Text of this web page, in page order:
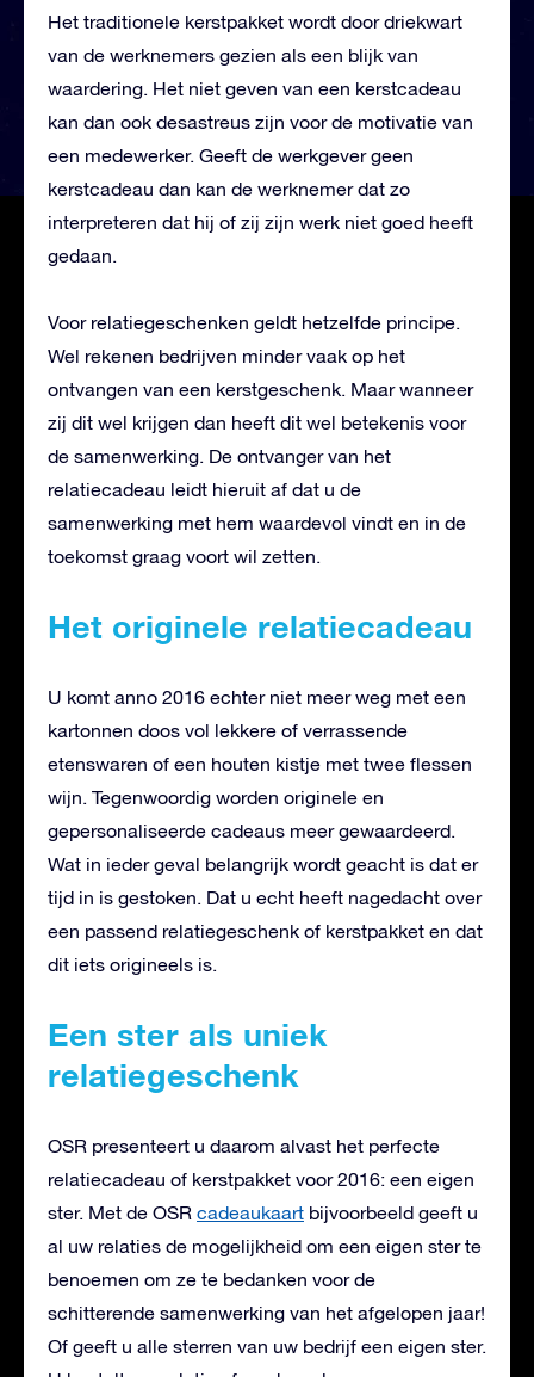
Het traditionele kerstpakket wordt door driekwart
van de werknemers gezien als een blijk van
waardering. Het niet geven van een kerstcadeau
kan dan ook desastreus zijn voor de motivatie van
een medewerker. Geeft de werkgever geen
kerstcadeau dan kan de werknemer dat zo
interpreteren dat hij of zij zijn werk niet goed heeft
gedaan.
Voor relatiegeschenken geldt hetzelfde principe.
Wel rekenen bedrijven minder vaak op het
ontvangen van een kerstgeschenk. Maar wanneer
zij dit wel krijgen dan heeft dit wel betekenis voor
de samenwerking. De ontvanger van het
relatiecadeau leidt hieruit af dat u de
samenwerking met hem waardevol vindt en in de
toekomst graag voort wil zetten.
Het originele relatiecadeau
U komt anno 2016 echter niet meer weg met een
kartonnen doos vol lekkere of verrassende
etenswaren of een houten kistje met twee flessen
wijn. Tegenwoordig worden originele en
gepersonaliseerde cadeaus meer gewaardeerd.
Wat in ieder geval belangrijk wordt geacht is dat er
tijd in is gestoken. Dat u echt heeft nagedacht over
een passend relatiegeschenk of kerstpakket en dat
dit iets origineels is.
Een ster als uniek
relatiegeschenk
OSR presenteert u daarom alvast het perfecte
relatiecadeau of kerstpakket voor 2016: een eigen
ster. Met de OSR cadeaukaart bijvoorbeeld geeft u
al uw relaties de mogelijkheid om een eigen ster te
benoemen om ze te bedanken voor de
schitterende samenwerking van het afgelopen jaar!
Of geeft u alle sterren van uw bedrijf een eigen ster.